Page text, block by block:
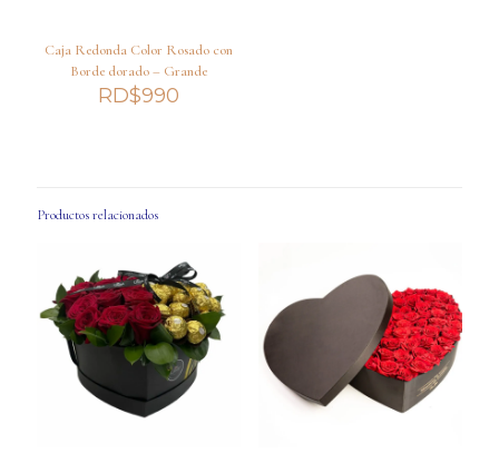
Caja Redonda Color Rosado con
Borde dorado – Grande
RD$990
Productos relacionados